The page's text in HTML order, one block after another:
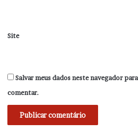
Site
Salvar meus dados neste navegador
comentar.